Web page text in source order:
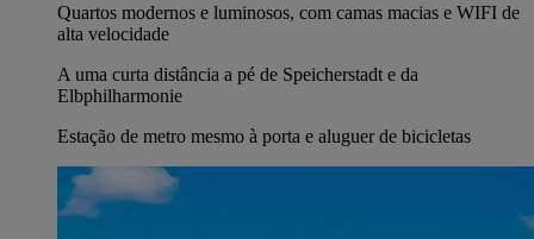
Quartos modernos e luminosos, com camas macias e WIFI de
alta velocidade
A uma curta distância a pé de Speicherstadt e da
Elbphilharmonie
Estação de metro mesmo à porta e aluguer de bicicletas